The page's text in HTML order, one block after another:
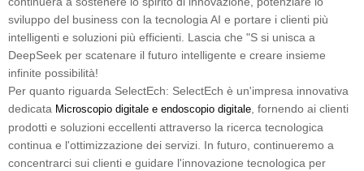
sviluppo del business con la tecnologia AI e portare i clienti più
intelligenti e soluzioni più efficienti. Lascia che "S si unisca a
DeepSeek per scatenare il futuro intelligente e creare insieme
infinite possibilità!
Per quanto riguarda SelectEch: SelectEch è un'impresa innovativa
dedicata Microscopio digitale e endoscopio digitale , fornendo ai clienti
prodotti e soluzioni eccellenti attraverso la ricerca tecnologica
continua e l'ottimizzazione dei servizi. In futuro, continueremo a
concentrarci sui clienti e guidare l'innovazione tecnologica per